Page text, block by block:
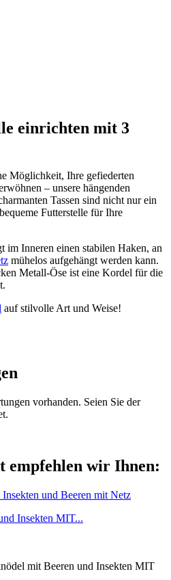
einrichten mit 3
Möglichkeit, Ihre gefiederten
– unsere hängenden
Tassen sind nicht nur ein
Futterstelle für Ihre
im Inneren einen stabilen Haken, an
mühelos aufgehängt werden kann.
Metall-Öse ist eine Kordel für die
auf stilvolle Art und Weise!
vorhanden. Seien Sie der
empfehlen wir Ihnen:
Insekten MIT...